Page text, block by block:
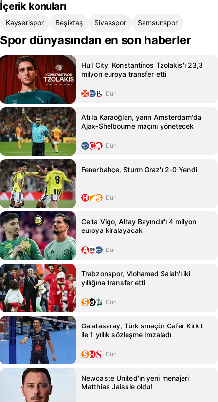
İçerik konuları
Kayserispor Beşiktaş Sivasspor Samsunspor
Spor dünyasından en son haberler
Hull City, Konstantinos Tzolakis'ı 23,3
milyon euroya transfer etti
Dün
Atilla Karaoğlan, yarın Amsterdam'da
Ajax‑Shelbourne maçını yönetecek
Dün
Fenerbahçe, Sturm Graz'ı 2-0 Yendi
Dün
Celta Vigo, Altay Bayındır'ı 4 milyon
euroya kiralayacak
Dün
Trabzonspor, Mohamed Salah'ı iki
yıllığına transfer etti
Dün
Galatasaray, Türk smaçör Cafer Kirkit
ile 1 yıllık sözleşme imzaladı
Dün
Newcaste United'ın yeni menajeri
Matthias Jaissle oldu!